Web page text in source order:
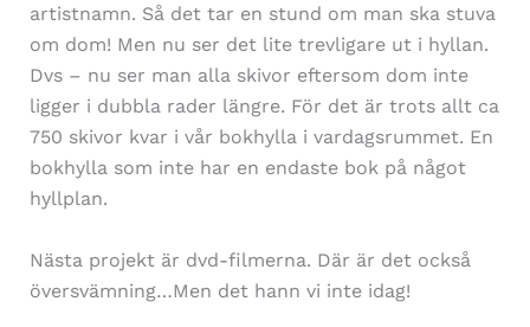
artistnamn. Så det tar en stund om man ska stuva
om dom! Men nu ser det lite trevligare ut i hyllan.
Dvs – nu ser man alla skivor eftersom dom inte
ligger i dubbla rader längre. För det är trots allt ca
750 skivor kvar i vår bokhylla i vardagsrummet. En
bokhylla som inte har en endaste bok på något
hyllplan.
Nästa projekt är dvd-filmerna. Där är det också
översvämning…Men det hann vi inte idag!